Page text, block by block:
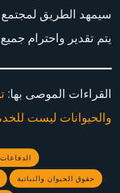
سيمهد الطريق لمجتمع
يتم تقدير واحترام
القراءات الموصى بها:
والحيوانات ليست
الدفاعات
حقوق الحيوان والنباتية